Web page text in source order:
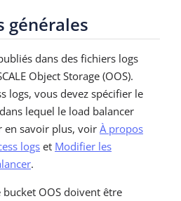
générales
dans des fichiers logs
Object Storage (OOS).
logs, vous devez spécifier le
lequel le load balancer
en savoir plus, voir À propos
logset Modifier les
.
OOS doivent être